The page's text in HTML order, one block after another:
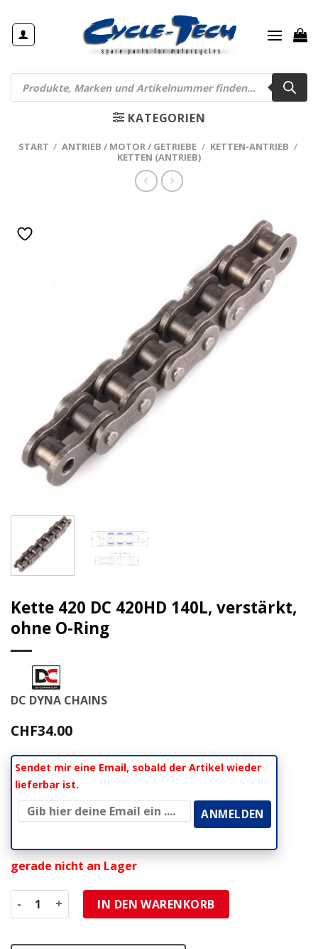
Inhalt
springen
Products
search
KATEGORIEN
START / ANTRIEB / MOTOR / GETRIEBE / KETTEN-ANTRIEB /
KETTEN (ANTRIEB)
Kette 420 DC 420HD 140L, verstärkt,
ohne O-Ring
DC DYNA CHAINS
CHF34.00
Sendet mir eine Email, sobald der Artikel wieder
lieferbar ist.
gerade nicht an Lager
Kette 420 DC 420HD 140L, verstärkt, ohne O-Ring Menge
IN DEN WARENKORB